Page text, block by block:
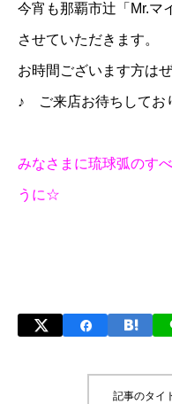
今宵も那覇市辻「 Mr.マ
させていただきます。
お時間ございます方は
♪ ご来店お待ちしてお
みなさまに琉球弧のす
うに☆
記事のタイ